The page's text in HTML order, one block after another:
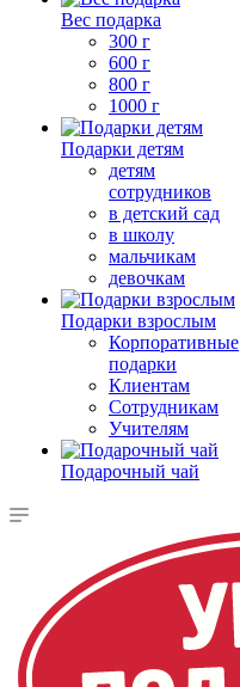
Вес подарка
300 г
600 г
800 г
1000 г
Подарки детям
детям
сотрудников
в детский сад
в школу
мальчикам
девочкам
Подарки взрослым
Корпоративные
подарки
Клиентам
Сотрудникам
Учителям
Подарочный чай